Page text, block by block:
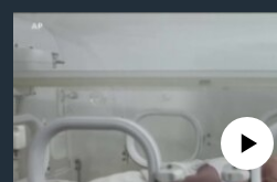
ကြည့်
ရန်
ပင်မ
ညွန်း
စာမျက်နှာ
ရုပ်ရှင်ထဲက အင်္ဂလိပ်စာ
သုတပဒေသာ အင်္ဂလိပ်စာ
တီဗွီ
ရေဒီယို/တီဗွီအစီအစဉ်
Learning EnglishNo media source